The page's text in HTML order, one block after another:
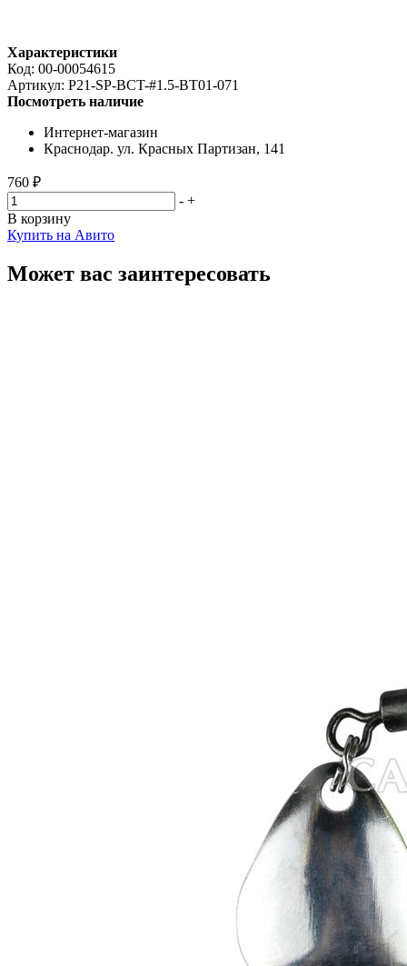
Характеристики
Код: 00-00054615
Артикул: P21-SP-BCT-#1.5-BT01-071
Посмотреть наличие
Интернет-магазин
Краснодар. ул. Красных Партизан, 141
760 ₽
- +
В корзину
Купить на Авито
Может вас заинтересовать